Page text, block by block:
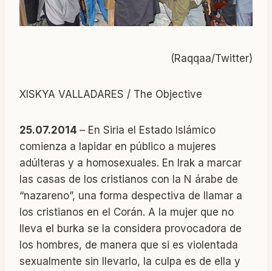
(Raqqaa/Twitter)
XISKYA VALLADARES / The Objective
25.07.2014 – En Siria el Estado Islámico
comienza a lapidar en público a mujeres
adúlteras y a homosexuales. En Irak a marcar
las casas de los cristianos con la N árabe de
“nazareno”, una forma despectiva de llamar a
los cristianos en el Corán. A la mujer que no
lleva el burka se la considera provocadora de
los hombres, de manera que si es violentada
sexualmente sin llevarlo, la culpa es de ella y